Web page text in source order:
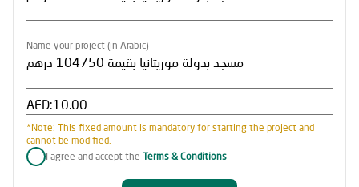
Name your project (in Arabic)
AED:
*Note: This fixed amount is mandatory for starting the project and
cannot be modified.
I agree and accept the Terms & Conditions